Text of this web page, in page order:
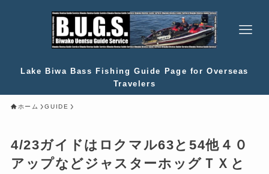
Lake Biwa Bass Fishing Guide Page for Overseas
Travelers
ホーム GUIDE
4/23ガイドはロクマル63と54他４０
アップなどジャスターホッグＴＸと